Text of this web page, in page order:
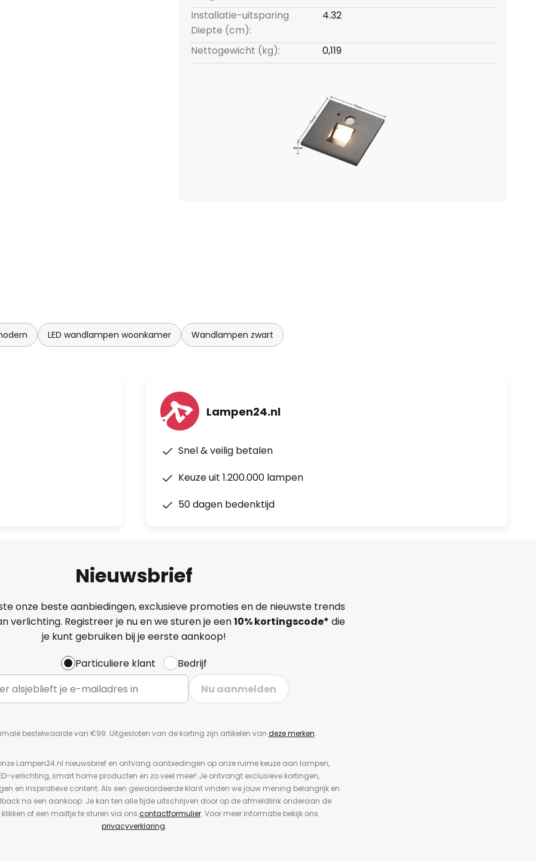
Installatie-uitsparing
Diepte (cm):
4.32
Nettogewicht (kg): 0,119
LED wandlampen woonkamer Wandlampen zwart
Lampen24.nl
Snel & veilig betalen
Keuze uit 1.200.000 lampen
50 dagen bedenktijd
Nieuwsbrief
onze beste aanbiedingen, exclusieve promoties en de nieuwste trends
verlichting. Registreer je nu en we sturen je een10% kortingscode* die
je kunt gebruiken bij je eerste aankoop!
Particuliere klant
Bedrijf
Nu aanmelden
bestelwaarde van €99. Uitgesloten van de korting zijn artikelen van deze merken.
Lampen24.nl nieuwsbrief en ontvang aanbiedingen op onze ruime keuze aan lampen,
verlichting, smart home producten en zo veel meer! Je ontvangt exclusieve kortingen,
en inspiratieve content. Als een gewaardeerde klant vinden we jouw mening belangrijk en
na een aankoop. Je kan ten alle tijde uitschrijven door op de afmeldlink onderaan de
of een mailtje te sturen via ons contactformulier. Voor meer informatie bekijk ons
privacyverklaring.